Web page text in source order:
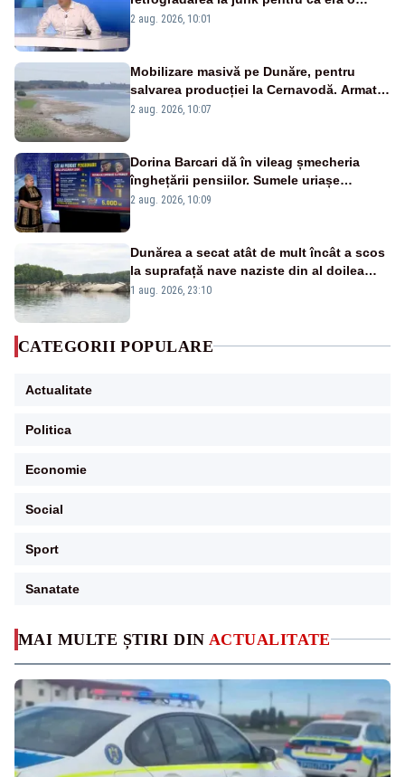
MAI MULTE ȘTIRI DIN ACTUALITATE
catastrofă pentru bănci și fondurile de
2 aug. 2026, 10:01
Mobilizare masivă pe Dunăre, pentru
salvarea producției la Cernavodă. Armata
va detona o stâncă și va devia apa
2 aug. 2026, 10:07
Dorina Barcari dă în vileag șmecheria
înghețării pensiilor. Sumele uriașe
pierdute de fiecare român
2 aug. 2026, 10:09
Dunărea a secat atât de mult încât a scos
la suprafață nave naziste din al doilea
război mondial
1 aug. 2026, 23:10
CATEGORII POPULARE
Actualitate
Politica
Economie
Social
Sport
Sanatate